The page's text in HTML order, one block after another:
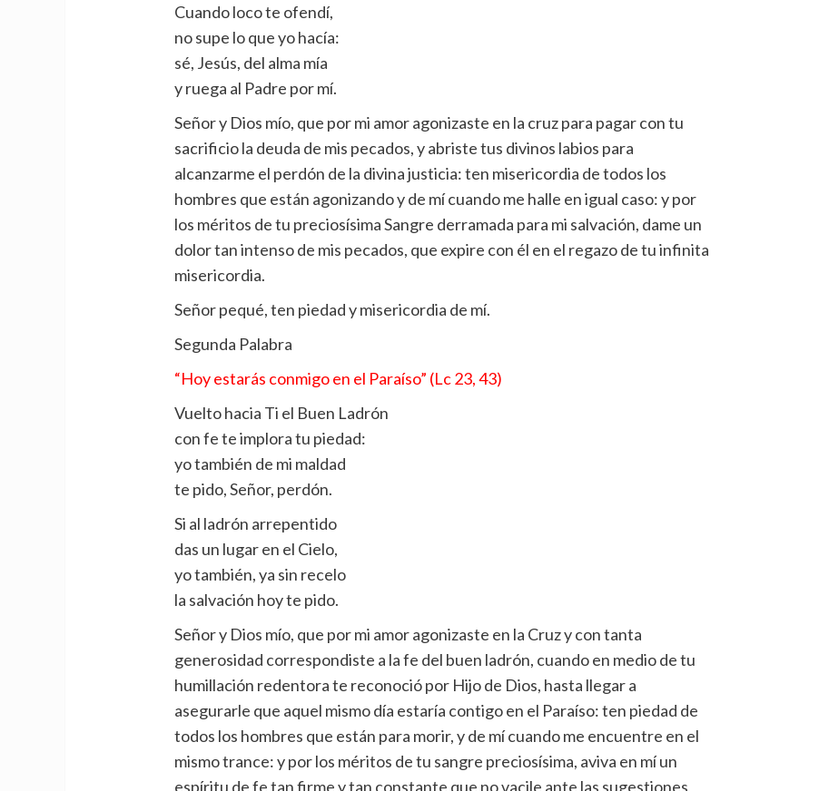
Cuando loco te ofendí,
no supe lo que yo hacía:
sé, Jesús, del alma mía
y ruega al Padre por mí.
Señor y Dios mío, que por mi amor agonizaste en la cruz para pagar con tu
sacrificio la deuda de mis pecados, y abriste tus divinos labios para
alcanzarme el perdón de la divina justicia: ten misericordia de todos los
hombres que están agonizando y de mí cuando me halle en igual caso: y por
los méritos de tu preciosísima Sangre derramada para mi salvación, dame un
dolor tan intenso de mis pecados, que expire con él en el regazo de tu infinita
misericordia.
Señor pequé, ten piedad y misericordia de mí.
Segunda Palabra
“Hoy estarás conmigo en el Paraíso” (Lc 23, 43)
Vuelto hacia Ti el Buen Ladrón
con fe te implora tu piedad:
yo también de mi maldad
te pido, Señor, perdón.
Si al ladrón arrepentido
das un lugar en el Cielo,
yo también, ya sin recelo
la salvación hoy te pido.
Señor y Dios mío, que por mi amor agonizaste en la Cruz y con tanta
generosidad correspondiste a la fe del buen ladrón, cuando en medio de tu
humillación redentora te reconoció por Hijo de Dios, hasta llegar a
asegurarle que aquel mismo día estaría contigo en el Paraíso: ten piedad de
todos los hombres que están para morir, y de mí cuando me encuentre en el
mismo trance: y por los méritos de tu sangre preciosísima, aviva en mí un
espíritu de fe tan firme y tan constante que no vacile ante las sugestiones